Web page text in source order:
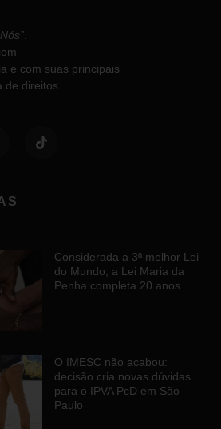
e com suas principais
direitos.
Considerada a 3ª melhor Lei
do Mundo, a Lei Maria da
Penha completa 20 anos
O IMESC não acabou:
decisão cria novas dúvidas
para o IPVA PcD em São
Paulo